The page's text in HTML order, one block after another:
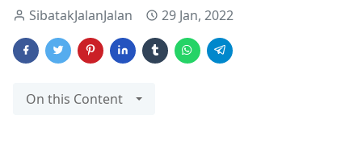
SibatakJalanJalan 29 Jan, 2022
On this Content